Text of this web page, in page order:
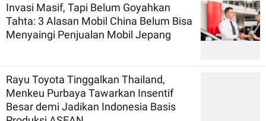
Invasi Masif, Tapi Belum Goyahkan
Tahta: 3 Alasan Mobil China Belum Bisa
Menyaingi Penjualan Mobil Jepang
Rayu Toyota Tinggalkan Thailand,
Menkeu Purbaya Tawarkan Insentif
Besar demi Jadikan Indonesia Basis